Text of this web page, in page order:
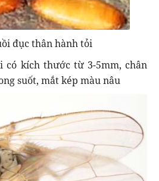
đục thân hành tỏi
có kích thước từ 3-5mm, chân
suốt, mắt kép màu nâu